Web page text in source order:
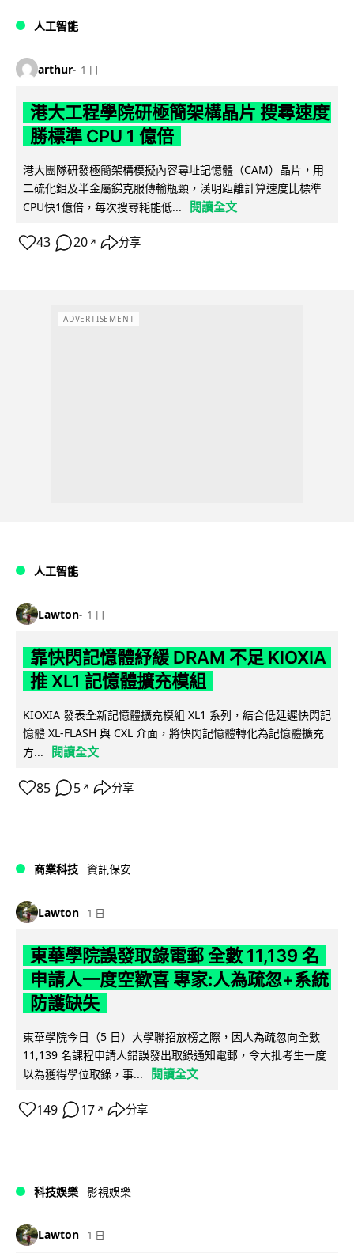
人工智能
arthur 1 日
港大工程學院研極簡架構晶片 搜尋速度
勝標準 CPU 1 億倍
港大團隊研發極簡架構模擬內容尋址記憶體（CAM）晶片，用
二硫化鉬及半金屬銻克服傳輸瓶頸，漢明距離計算速度比標準
CPU快1億倍，每次搜尋耗能低...
閱讀全文
43 20 ↗ 分享
ADVERTISEMENT
人工智能
Lawton 1 日
靠快閃記憶體紓緩 DRAM 不足 KIOXIA
推 XL1 記憶體擴充模組
KIOXIA 發表全新記憶體擴充模組 XL1 系列，結合低延遲快閃記
憶體 XL-FLASH 與 CXL 介面，將快閃記憶體轉化為記憶體擴充
方...
閱讀全文
85 5 ↗ 分享
商業科技 資訊保安
Lawton 1 日
東華學院誤發取錄電郵 全數 11,139 名
申請人一度空歡喜 專家:人為疏忽+系統
防護缺失
東華學院今日（5 日）大學聯招放榜之際，因人為疏忽向全數
11,139 名課程申請人錯誤發出取錄通知電郵，令大批考生一度
以為獲得學位取錄，事...
閱讀全文
149 17 ↗ 分享
科技娛樂 影視娛樂
Lawton 1 日